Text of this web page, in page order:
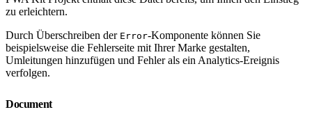
zu erleichtern.
Durch Überschreiben der Error-Komponente können Sie
beispielsweise die Fehlerseite mit Ihrer Marke gestalten,
Umleitungen hinzufügen und Fehler als ein Analytics-Ereignis
verfolgen.
Document